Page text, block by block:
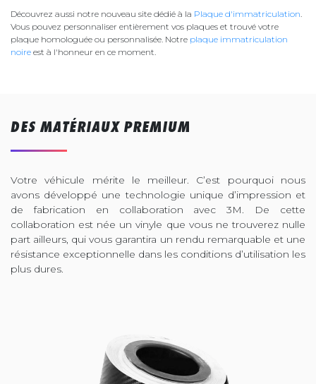
Découvrez aussi notre nouveau site dédié à la Plaque d'immatriculation
Vous pouvez personnaliser entièrement vos plaques et trouvé votre
plaque homologuée ou personnalisée. Notre plaque immatriculation
noire est à l'honneur en ce moment.
DES MATÉRIAUX PREMIUM
Votre véhicule mérite le meilleur. C’est pourquoi nous
avons développé une technologie unique d’impression et
de fabrication en collaboration avec 3M. De cette
collaboration est née un vinyle que vous ne trouverez nulle
part ailleurs, qui vous garantira un rendu remarquable et une
résistance exceptionnelle dans les conditions d’utilisation les
plus dures.